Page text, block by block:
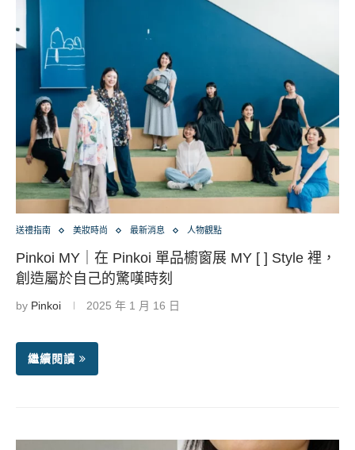
送禮指南 美妝時尚 最新消息 人物觀點
Pinkoi MY｜在 Pinkoi 單品櫥窗展 MY [ ] Style 裡，
創造屬於自己的驚嘆時刻
by Pinkoi 2025 年 1 月 16 日
繼續閱讀